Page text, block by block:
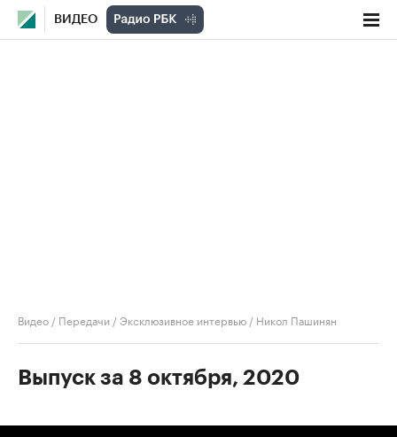
ВИДЕО
Видео / Передачи /Эксклюзивное интервью / Никол Пашинян
Выпуск за 8 октября, 2020